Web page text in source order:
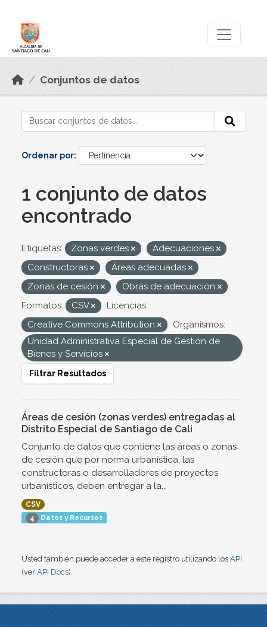
Conjuntos de datos
Ordenar por
1 conjunto de datos
encontrado
Etiquetas: Zonas verdes
Adecuaciones
Constructoras
Áreas adecuadas
Zonas de cesión
Obras de adecuación
Formatos:
CSV
Licencias:
Creative Commons Attribution
Organismos:
Unidad Administrativa Especial de Gestión de
Bienes y Servicios
Filtrar Resultados
Áreas de cesión (zonas verdes) entregadas al
Distrito Especial de Santiago de Cali
Conjunto de datos que contiene las áreas o zonas
de cesión que por norma urbanística, las
constructoras o desarrolladores de proyectos
urbanísticos, deben entregar a la...
CSV
4 Datos y Recursos
Usted también puede acceder a este registro utilizando los API
(ver API Docs).